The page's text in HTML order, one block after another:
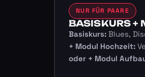
NUR FÜR PAARE
BASISKURS +
Basiskurs:Blues,
+ Modul Hochzeit:
oder + Modul